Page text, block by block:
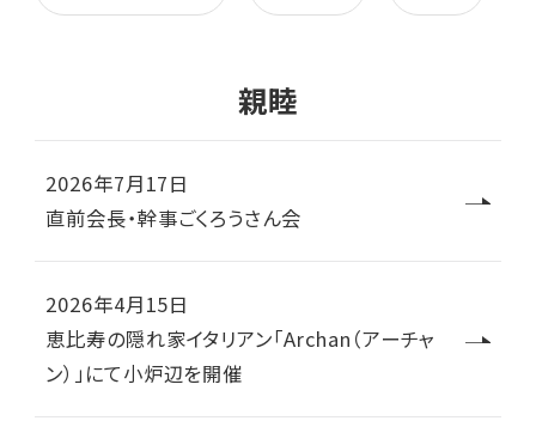
親睦
2026年7月17日
直前会長・幹事ごくろうさん会
2026年4月15日
恵比寿の隠れ家イタリアン「Archan（アーチャ
ン）」にて小炉辺を開催